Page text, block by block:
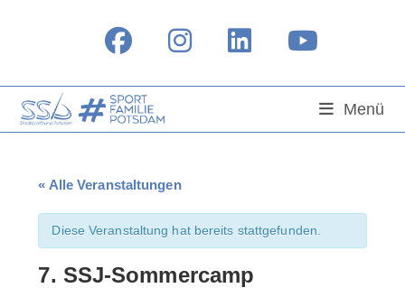
Menü
« Alle Veranstaltungen
Diese Veranstaltung hat bereits stattgefunden.
7. SSJ-Sommercamp